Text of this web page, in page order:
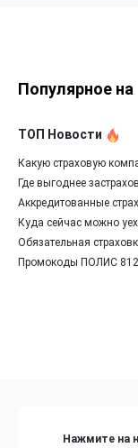
Популярное на
ТОП Новости
Какую страховую
Где выгоднее
Аккредитованные
Куда сейчас можно
Обязательная
Промокоды ПОЛИС 812
Нажмите на